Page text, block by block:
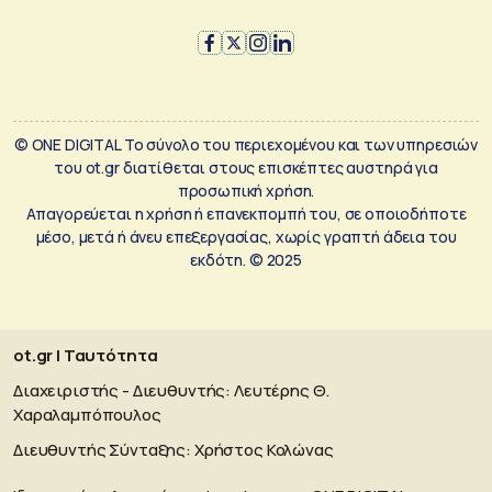
© ONE DIGITAL Το σύνολο του περιεχομένου και των υπηρεσιών
του ot.gr διατίθεται στους επισκέπτες αυστηρά για
προσωπική χρήση.
Απαγορεύεται η χρήση ή επανεκπομπή του, σε οποιοδήποτε
μέσο, μετά ή άνευ επεξεργασίας, χωρίς γραπτή άδεια του
εκδότη. © 2025
ot.gr | Ταυτότητα
Διαχειριστής - Διευθυντής: Λευτέρης Θ.
Χαραλαμπόπουλος
Διευθυντής Σύνταξης: Χρήστος Κολώνας